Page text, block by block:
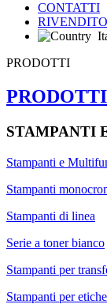
CONTATTI
PRODOTTI
PRODOTTI
STAMPANTI
Stampanti e
Stampanti
Stampanti di linea
Serie a toner bianco
Stampanti per
Stampanti per